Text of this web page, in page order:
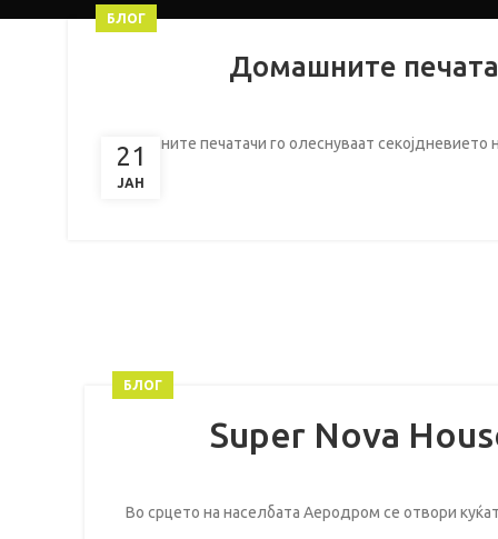
21
ЈАН
БЛОГ
Домашните
Домашните печатачи го олеснуваат
БЛОГ
Super Nova
Во срцето на населбата Аеродром се отвори